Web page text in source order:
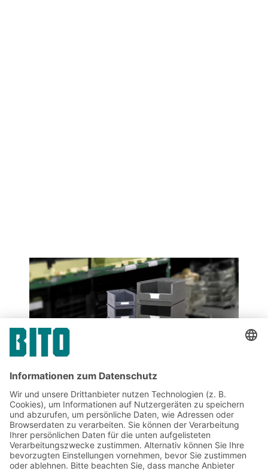
Jetzt Etiketten erstellen
Jetzt beim BITO Newsletter
anmelden: